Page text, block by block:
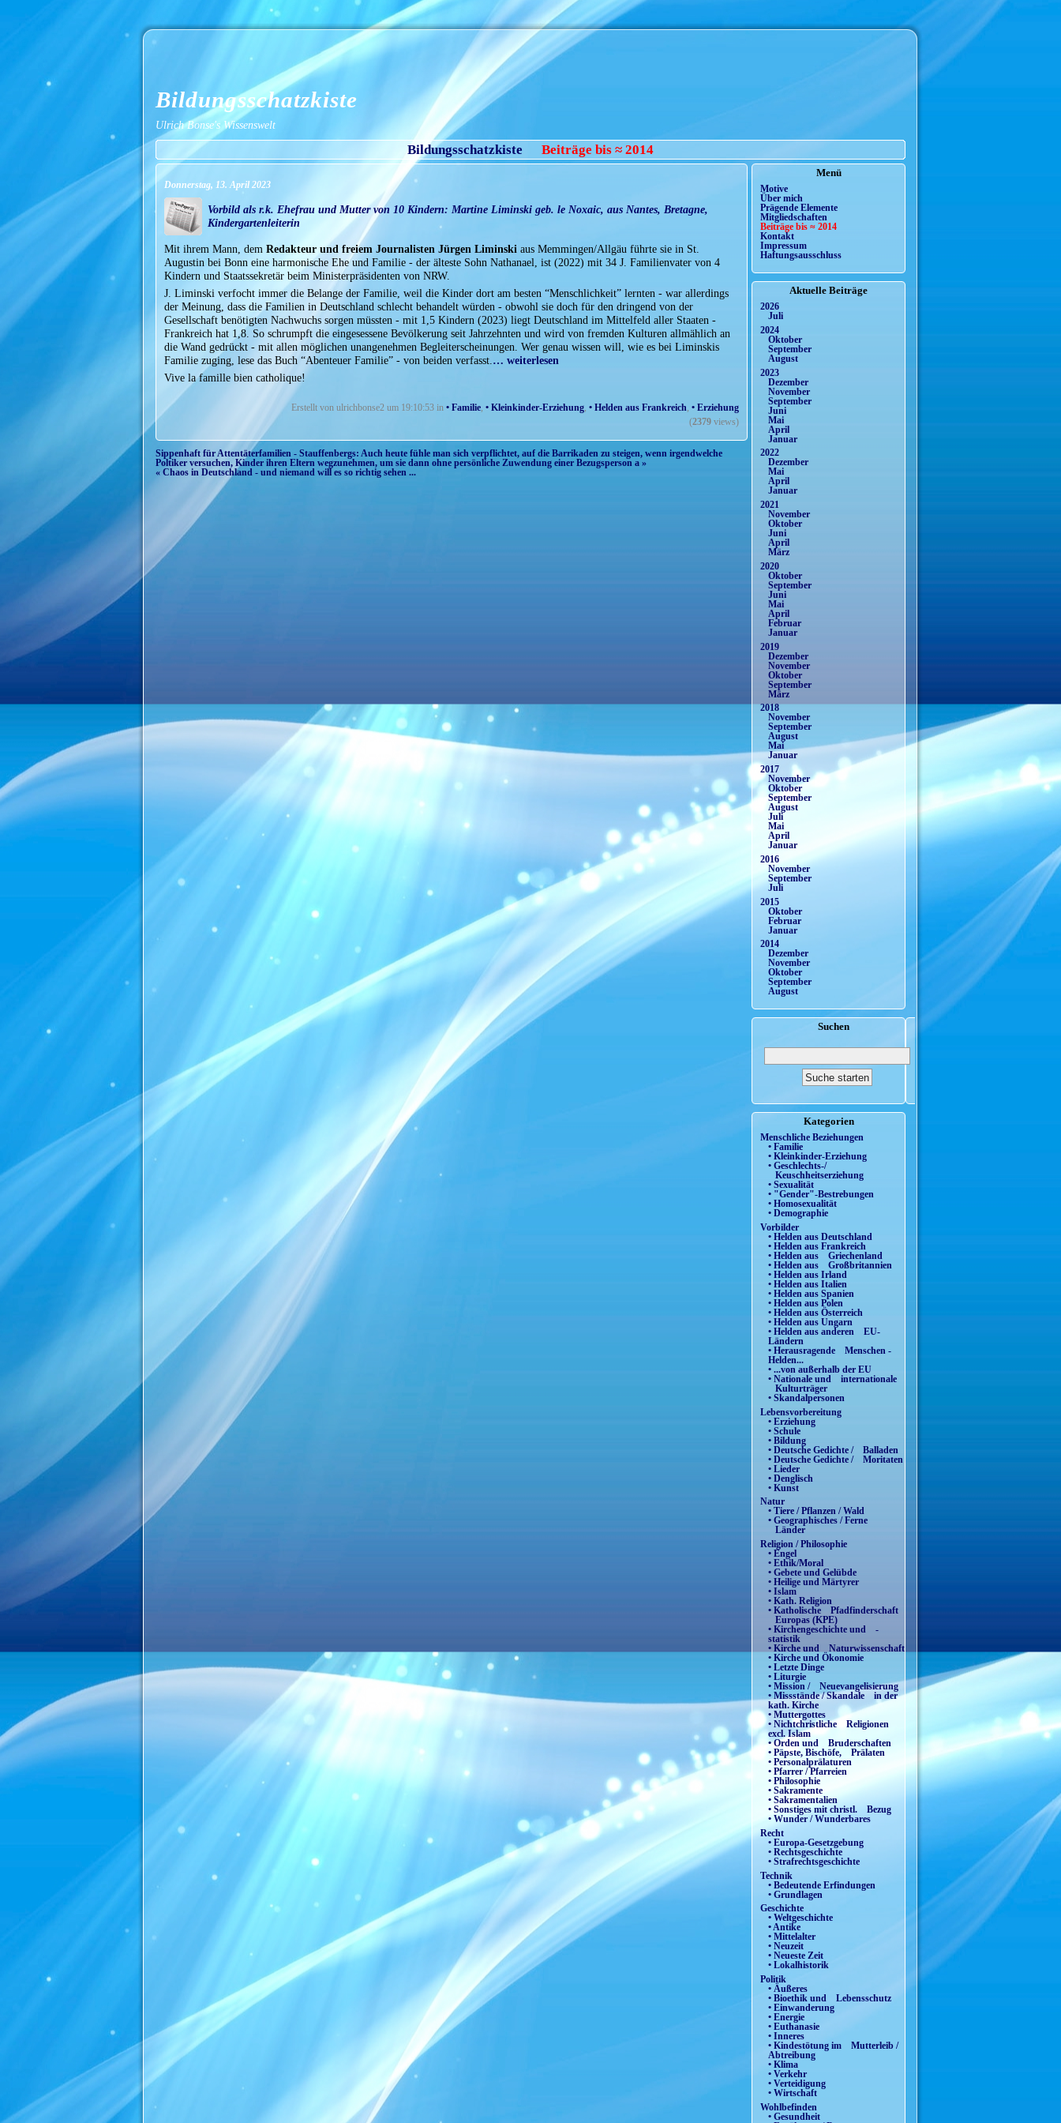
Bildungsschatzkiste
Ulrich Bonse's Wissenswelt
Bildungsschatzkiste Beiträge bis ≈ 2014
Donnerstag, 13. April 2023
Vorbild als r.k. Ehefrau und Mutter von 10 Kindern: Martine Liminski geb. le Noxaic, aus Nantes, Bretagne,
Kindergartenleiterin
Mit ihrem Mann, dem Redakteur und freiem Journalisten Jürgen Liminski aus Memmingen/Allgäu führte sie in St.
Augustin bei Bonn eine harmonische Ehe und Familie - der älteste Sohn Nathanael, ist (2022) mit 34 J. Familienvater von 4
Kindern und Staatssekretär beim Ministerpräsidenten von NRW.
J. Liminski verfocht immer die Belange der Familie, weil die Kinder dort am besten “Menschlichkeit” lernten - war allerdings
der Meinung, dass die Familien in Deutschland schlecht behandelt würden - obwohl sie doch für den dringend von der
Gesellschaft benötigten Nachwuchs sorgen müssten - mit 1,5 Kindern (2023) liegt Deutschland im Mittelfeld aller Staaten -
Frankreich hat 1,8. So schrumpft die eingesessene Bevölkerung seit Jahrzehnten und wird von fremden Kulturen allmählich an
die Wand gedrückt - mit allen möglichen unangenehmen Begleiterscheinungen. Wer genau wissen will, wie es bei Liminskis
Familie zuging, lese das Buch “Abenteuer Familie” - von beiden verfasst. … weiterlesen
Vive la famille bien catholique!
Erstellt von ulrichbonse2 um 19:10:53 in • Familie • Kleinkinder-Erziehung • Helden aus Frankreich • Erziehung
(2379 views)
Sippenhaft für Attentäterfamilien - Stauffenbergs: Auch heute fühle man sich verpflichtet, auf die Barrikaden zu steigen, wenn irgendwelche
Poltiker versuchen, Kinder ihren Eltern wegzunehmen, um sie dann ohne persönliche Zuwendung einer Bezugsperson a »
« Chaos in Deutschland - und niemand will es so richtig sehen ...
Menü
Motive
Über mich
Prägende Elemente
Mitgliedschaften
Beiträge bis ≈ 2014
Kontakt
Impressum
Haftungsausschluss
Aktuelle Beiträge
2026
Juli
2024
Oktober
September
August
2023
Dezember
November
September
Juni
Mai
April
Januar
2022
Dezember
Mai
April
Januar
2021
November
Oktober
Juni
April
März
2020
Oktober
September
Juni
Mai
April
Februar
Januar
2019
Dezember
November
Oktober
September
März
2018
November
September
August
Mai
Januar
2017
November
Oktober
September
August
Juli
Mai
April
Januar
2016
November
September
Juli
2015
Oktober
Februar
Januar
2014
Dezember
November
Oktober
September
August
Suchen
Kategorien
Menschliche Beziehungen
• Familie
• Kleinkinder-Erziehung
• Geschlechts-/
Keuschheitserziehung
• Sexualität
• "Gender"-Bestrebungen
• Homosexualität
• Demographie
Vorbilder
• Helden aus Deutschland
• Helden aus Frankreich
• Helden aus Griechenland
• Helden aus Großbritannien
• Helden aus Irland
• Helden aus Italien
• Helden aus Spanien
• Helden aus Polen
• Helden aus Österreich
• Helden aus Ungarn
• Helden aus anderen EU-
Ländern
• Herausragende Menschen -
Helden...
• ...von außerhalb der EU
• Nationale und internationale
Kulturträger
• Skandalpersonen
Lebensvorbereitung
• Erziehung
• Schule
• Bildung
• Deutsche Gedichte / Balladen
• Deutsche Gedichte / Moritaten
• Lieder
• Denglisch
• Kunst
Natur
• Tiere / Pflanzen / Wald
• Geographisches / Ferne
Länder
Religion / Philosophie
• Engel
• Ethik/Moral
• Gebete und Gelübde
• Heilige und Märtyrer
• Islam
• Kath. Religion
• Katholische Pfadfinderschaft
Europas (KPE)
• Kirchengeschichte und -
statistik
• Kirche und Naturwissenschaft
• Kirche und Ökonomie
• Letzte Dinge
• Liturgie
• Mission / Neuevangelisierung
• Missstände / Skandale in der
kath. Kirche
• Muttergottes
• Nichtchristliche Religionen
excl. Islam
• Orden und Bruderschaften
• Päpste, Bischöfe, Prälaten
• Personalprälaturen
• Pfarrer / Pfarreien
• Philosophie
• Sakramente
• Sakramentalien
• Sonstiges mit christl. Bezug
• Wunder / Wunderbares
Recht
• Europa-Gesetzgebung
• Rechtsgeschichte
• Strafrechtsgeschichte
Technik
• Bedeutende Erfindungen
• Grundlagen
Geschichte
• Weltgeschichte
• Antike
• Mittelalter
• Neuzeit
• Neueste Zeit
• Lokalhistorik
Politik
• Äußeres
• Bioethik und Lebensschutz
• Einwanderung
• Energie
• Euthanasie
• Inneres
• Kindestötung im Mutterleib /
Abtreibung
• Klima
• Verkehr
• Verteidigung
• Wirtschaft
Wohlbefinden
• Gesundheit